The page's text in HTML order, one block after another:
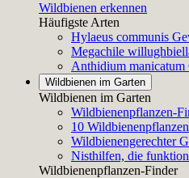
Wildbienen erkennen
Häufigste Arten
Hylaeus communis
Megachile
Anthidium manicatum
Wildbienen im Garten
Wildbienen im Garten
Wildbienenpflanzen-
10
Wildbienengerechter
Nisthilfen, die
Wildbienenpflanzen-Finder